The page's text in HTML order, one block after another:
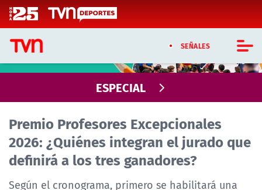
Click acá para ir directamente al contenido
SEÑALES
CASTING MASTERCHEF CHILE
TVN VERTICAL
TVN PLAY
PROFESORES EXCEPCIONALES
ESPECIAL
Premio Profesores Excepcionales
2026: ¿Quiénes integran el jurado que
definirá a los tres ganadores?
Según el cronograma, primero se habilitará una